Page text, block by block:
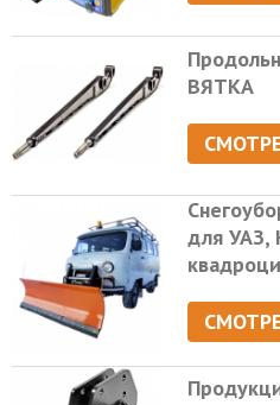
ВЯТКА
для УАЗ,